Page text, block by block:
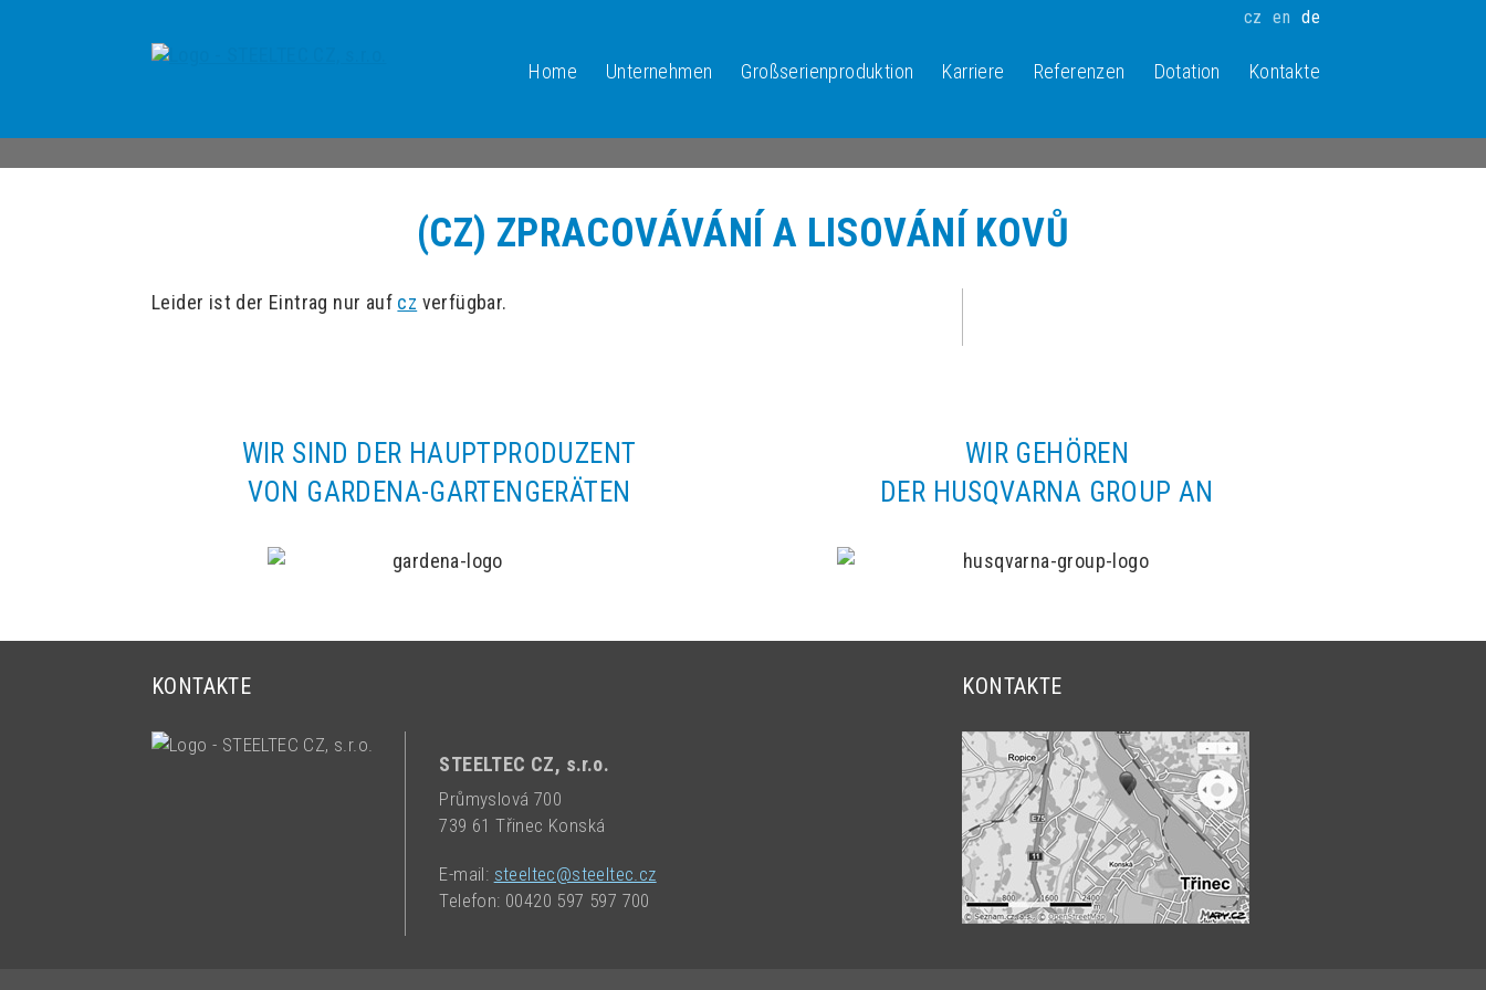
cz en de
Home Unternehmen Großserienproduktion Karriere Referenzen Dotation Kontakte
(CZ) ZPRACOVÁVÁNÍ A LISOVÁNÍ KOVŮ
Leider ist der Eintrag nur auf cz verfügbar.
WIR SIND DER HAUPTPRODUZENT
VON GARDENA-GARTENGERÄTEN
WIR GEHÖREN
DER HUSQVARNA GROUP AN
KONTAKTE
STEELTEC CZ, s.r.o.
Průmyslová 700
739 61 Třinec Konská
E-mail: steeltec@steeltec.cz
Telefon: 00420 597 597 700
KONTAKTE